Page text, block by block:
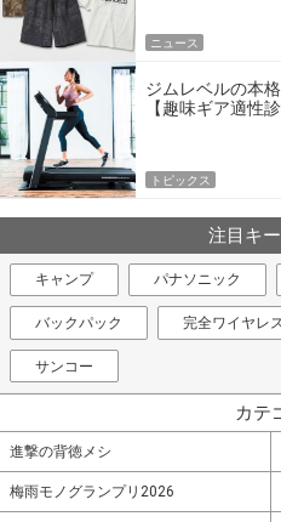
ニュース
ジムレベルの本
【趣味ギア適性診
トピックス
注目キ
キャンプ パナソニック
バックパック 完全ワイヤレ
サンコー
カテ
進撃の背徳メシ
梅雨モノグランプリ2026